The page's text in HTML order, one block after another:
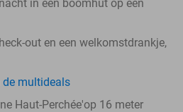
in een boomhut op een
out en een welkomstdrankje,
de multideals
Haut-Perchée'op 16 meter